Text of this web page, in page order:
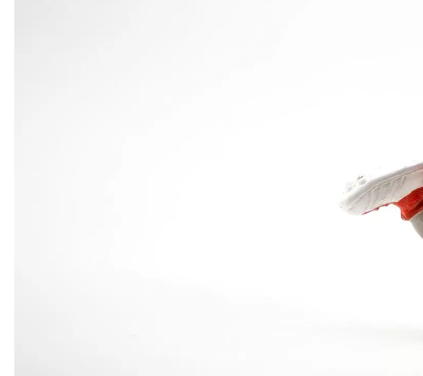
mühelos seinen Weitsprung-Titel und steigerte sich dabei
Hinzu kam Silber im Kugelstoßen mit 8,99 m (bisher 8,37
Bestleistung von 1,48 m in Front. Mit der Kugel wies der
M 12: Auch hier kam der Vierkampf-Hallenregionalmeister
sich in 9,41 Sekunden. Im Hochsprung steigerte er sich
Sein Vereinskamerad Marco Kuhn verbesserte sich im 50-
Weitsprung musste sich dieser mit 4,40 m und Silber
schnappte sich Eric Maihöfer noch die Bronzemedaille.
W 13: Eine Millimeter-Entscheidung gab es im 50-m-Finale.
7,32 Sekunden die Titelverteidigerin Leona Grimm (LG
Siegen über 50 m Hürden in 9,12 (seither 9,18) Sekunden
Das dritte Gold holte sich die Gmünderin im Weitsprung mit
zweitbesten Versuch (4,71 m) gleichauf lag. Erst der
im Hochsprung den Stiel um und gewann mit 1,52 m vor